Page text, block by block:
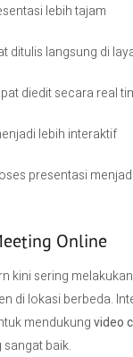
lebih tajam
ditulis langsung di
diedit secara real
lebih interaktif
presentasi
Online
kini sering
di lokasi berbeda.
mendukungvideo
baik.